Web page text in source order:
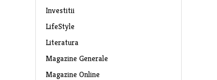
Investitii
LifeStyle
Literatura
Magazine Generale
Magazine Online